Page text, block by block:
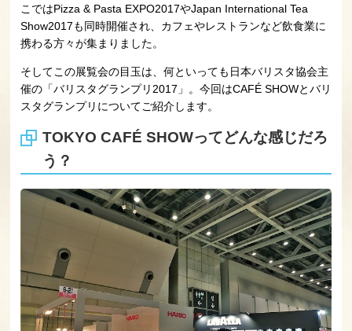
こではPizza & Pasta EXPO2017やJapan International Tea
Show2017も同時開催され、カフェやレストランなど飲食業に
携わる方々が集まりました。
そしてこの展覧会の目玉は、何といっても日本バリスタ協会主
催の「バリスタグランプリ2017」。今回はCAFÉ SHOWとバリ
スタグランプリについてご紹介します。
TOKYO CAFÉ SHOWってどんな感じだろ
う？